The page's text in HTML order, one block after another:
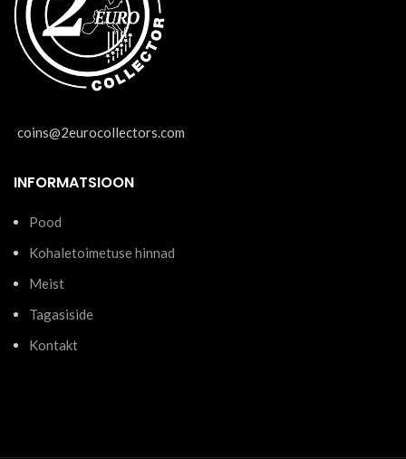
coins@2eurocollectors.com
INFORMATSIOON
Pood
Kohaletoimetuse hinnad
Meist
Tagasiside
Kontakt